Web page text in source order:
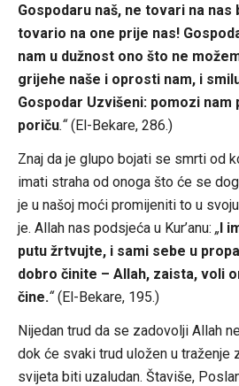
Gospodaru naš, ne tovari na
tovario na one prije nas!
nam u dužnost ono što ne
grijehe naše i oprosti nam, i
Gospodar Uzvišeni: pomozi
poriču.“(El-Bekare, 286.)
Znaj da je glupo bojati se smrti od
imati straha od onoga što će se
je u našoj moći promijeniti to u
je. Allah nas podsjeća u Kur’anu: „I
putu žrtvujte, i sami sebe u
dobro činite – Allah, zaista, voli
čine.“(El-Bekare, 195.)
Nijedan trud da se zadovolji Allah
dok će svaki trud uložen u traženje
svijeta biti uzaludan. Štaviše,